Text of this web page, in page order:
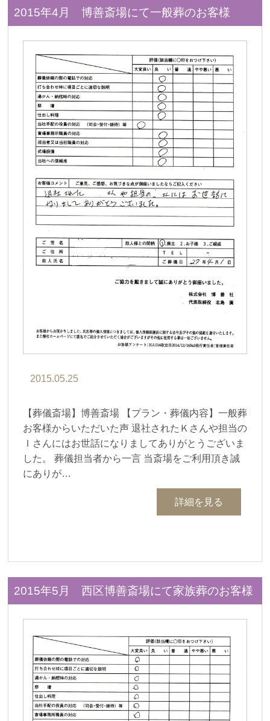
2015年4月 博善斎場にて一般葬のお客様
2015.05.25
【葬儀斎場】博善斎場 【プラン・葬儀内容】一般葬
お客様からいただいた声 退社されたＫさんや担当の
Ｉさんにはお世話になりましてありがとうございま
した。 葬儀担当者から一言 当斎場をご利用頂き誠
にありが…
詳細を見る
2015年5月 西区博善斎場にて家族葬のお客様